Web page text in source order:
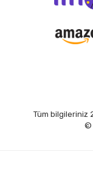
Tüm bilgileriniz
©